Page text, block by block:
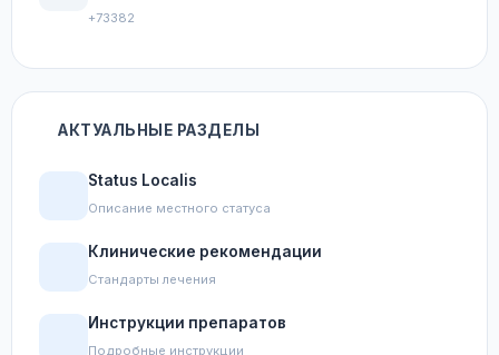
+73382
АКТУАЛЬНЫЕ РАЗДЕЛЫ
Status Localis
Описание местного статуса
Клинические рекомендации
Стандарты лечения
Инструкции препаратов
Подробные инструкции